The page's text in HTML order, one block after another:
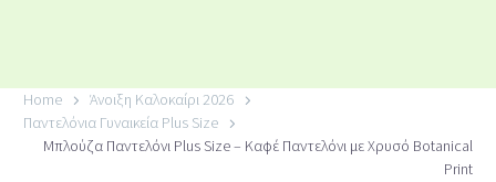
Home
Άνοιξη Καλοκαίρι 2026
Παντελόνια Γυναικεία Plus Size
Μπλούζα Παντελόνι Plus Size – Καφέ Παντελόνι με Χρυσό Botanical
Print